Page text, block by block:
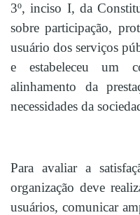
3º, inciso I, da
sobre participação,
usuário dos serviços
e estabeleceu um
alinhamento da
necessidades da
Para avaliar a
organização deve
usuários, comunicar